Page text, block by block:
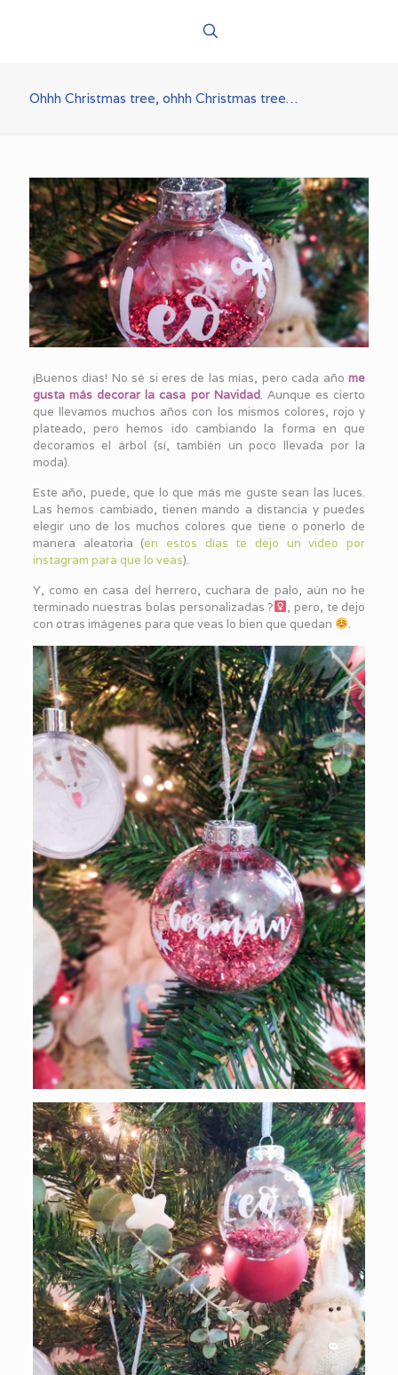
Ohhh Christmas tree, ohhh Christmas tree…
¡Buenos días! No sé si eres de las mías, pero cada añome
gusta más decorar la casa por Navidad. Aunque es cierto
que llevamos muchos años con los mismos colores, rojo y
plateado, pero hemos ido cambiando la forma en que
decoramos el árbol (sí, también un poco llevada por la
moda).
Este año, puede, que lo que más me guste sean las luces.
Las hemos cambiado, tienen mando a distancia y puedes
elegir uno de los muchos colores que tiene o ponerlo de
manera aleatoria (en estos días te dejo un video por
instagram para que lo veas).
Y, como en casa del herrero, cuchara de palo, aún no he
terminado nuestras bolas personalizadas ?‍
, pero, te dejo
con otras imágenes para que veas lo bien que quedan
.